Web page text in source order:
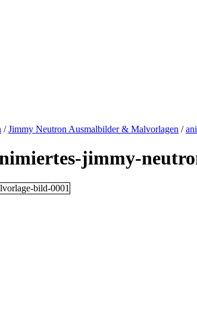
/Jimmy Neutron Ausmalbilder & Malvorlagen /
jimmy-